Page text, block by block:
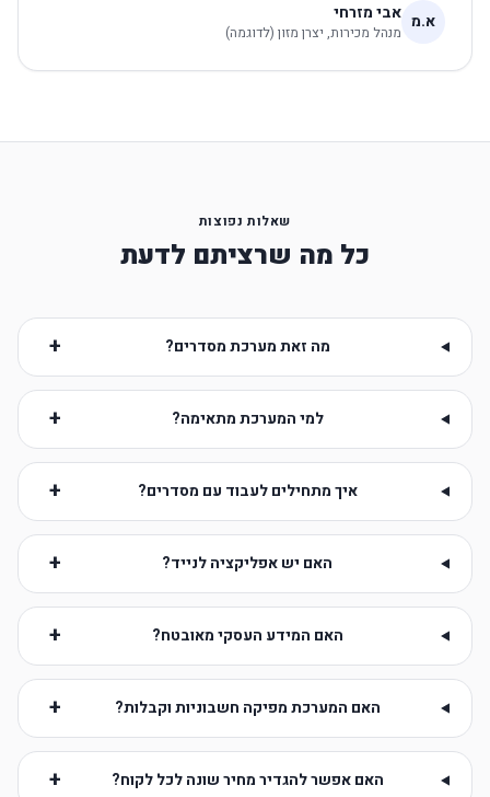
א.מ אבי מזרחי
מנהל מכירות, יצרן מזון (לדוגמה)
שאלות נפוצות
כל מה שרציתם לדעת
מה זאת מערכת מסדרים? +
למי המערכת מתאימה? +
איך מתחילים לעבוד עם מסדרים? +
האם יש אפליקציה לנייד? +
האם המידע העסקי מאובטח? +
האם המערכת מפיקה חשבוניות וקבלות? +
האם אפשר להגדיר מחיר שונה לכל לקוח? +